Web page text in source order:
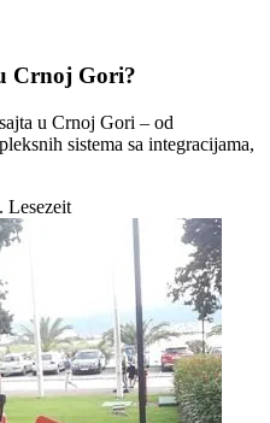
Crnoj Gori?
u Crnoj Gori – od
sistema sa integracijama,
Lesezeit